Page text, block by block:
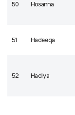
50 Hosanna
51 Hadeeqa
52 Hadiya